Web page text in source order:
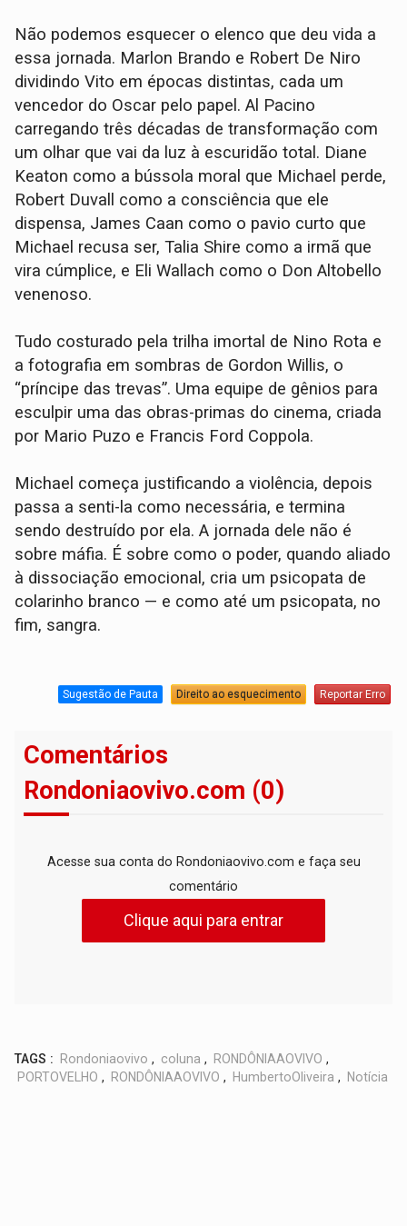
Não podemos esquecer o elenco que deu vida a
essa jornada. Marlon Brando e Robert De Niro
dividindo Vito em épocas distintas, cada um
vencedor do Oscar pelo papel. Al Pacino
carregando três décadas de transformação com
um olhar que vai da luz à escuridão total. Diane
Keaton como a bússola moral que Michael perde,
Robert Duvall como a consciência que ele
dispensa, James Caan como o pavio curto que
Michael recusa ser, Talia Shire como a irmã que
vira cúmplice, e Eli Wallach como o Don Altobello
venenoso.
Tudo costurado pela trilha imortal de Nino Rota e
a fotografia em sombras de Gordon Willis, o
“príncipe das trevas”. Uma equipe de gênios para
esculpir uma das obras-primas do cinema, criada
por Mario Puzo e Francis Ford Coppola.
Michael começa justificando a violência, depois
passa a senti-la como necessária, e termina
sendo destruído por ela. A jornada dele não é
sobre máfia. É sobre como o poder, quando aliado
à dissociação emocional, cria um psicopata de
colarinho branco — e como até um psicopata, no
fim, sangra.
Sugestão de Pauta Direito ao esquecimento Reportar Erro
Comentários
Rondoniaovivo.com (0)
Acesse sua conta do Rondoniaovivo.com e faça seu
comentário
Clique aqui para entrar
TAGS : Rondoniaovivo , coluna , RONDÔNIAAOVIVO ,
PORTOVELHO , RONDÔNIAAOVIVO , HumbertoOliveira , Notícia